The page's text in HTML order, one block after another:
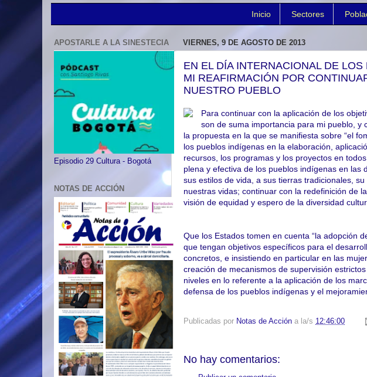
Inicio Sectores
VIERNES, 9 DE AGOSTO DE 2013
EN EL DÍA INTERNACIONAL DE
MI REAFIRMACIÓN POR
NUESTRO PUEBLO
Para continuar con la aplicación de los
son de suma importancia para mi pueblo,
la propuesta en la que se manifiesta sobre “el
los pueblos indígenas en la elaboración,
recursos, los programas y los proyectos en
plena y efectiva de los pueblos indígenas en las
sus estilos de vida, a sus tierras tradicionales,
nuestras vidas; continuar con la redefinición de
visión de equidad y espero de la diversidad
Que los Estados tomen en cuenta “la adopción
que tengan objetivos específicos para el
concretos, e insistiendo en particular en las
creación de mecanismos de supervisión
niveles en lo referente a la aplicación de los
defensa de los pueblos indígenas y el
Publicadas por Notas de Acción a la/s 12:46:00
No hay comentarios:
APOSTARLE A LA SINESTECIA
Episodio 29 Cultura - Bogotá
NOTAS DE ACCIÓN